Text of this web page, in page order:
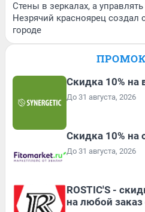
Стены в зеркалах, а
Незрячий красноярец создал
городе
Скидка 10% на
До 31 августа, 2026
Скидка 10% на
До 31 августа, 2026
ROSTIC'S -
на любой